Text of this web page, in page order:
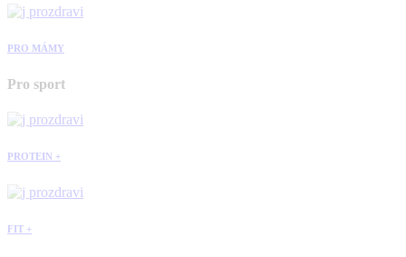
PRO MÁMY
Pro sport
PROTEIN +
FIT +